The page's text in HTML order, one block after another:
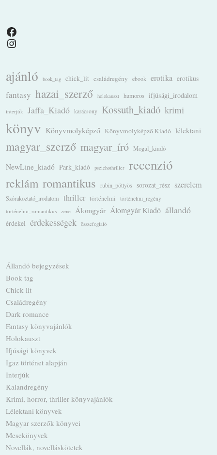
Facebook
Instagram
ajánló book_tag chick_lit családregény ebook erotika erotikus
fantasy hazai_szerző holokauszt humoros ifjúsági_irodalom
interjúk Jaffa_Kiadó karácsony Kossuth_kiadó krimi
könyv Könyvmolyképző Könyvmolyképző Kiadó lélektani
magyar_szerző magyar_író Mogul_kiadó
NewLine_kiadó Park_kiadó pszichothriller recenzió
reklám romantikus rubin_pöttyös sorozat_rész szerelem
Szórakoztató_irodalom thriller történelmi
történelmi_regény
történelmi_romantikus
zene Álomgyár Álomgyár Kiadó állandó
érdekel érdekességek összefoglaló
Állandó bejegyzések
Book tag
Chick lit
Családregény
Dark romance
Fantasy könyvajánlók
Holokauszt
Ifjúsági könyvek
Igaz történet alapján
Interjúk
Kalandregény
Krimi, horror, thriller könyvajánlók
Lélektani könyvek
Magyar szerzők könyvei
Mesekönyvek
Novellák, novelláskötetek